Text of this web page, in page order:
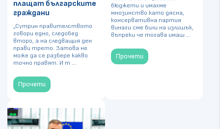
плащат българските
граждани
„Сутрин правителството
говори едно, следобед
второ, а на следващия ден
прави трето. Затова не
може да се разбере какво
точно правят. И т ...
Прочети
бюджети и имахме
мнозинство като дясна,
консервативна партия
винаги сме били на излишък,
въпреки че тогава имаш ...
Прочети